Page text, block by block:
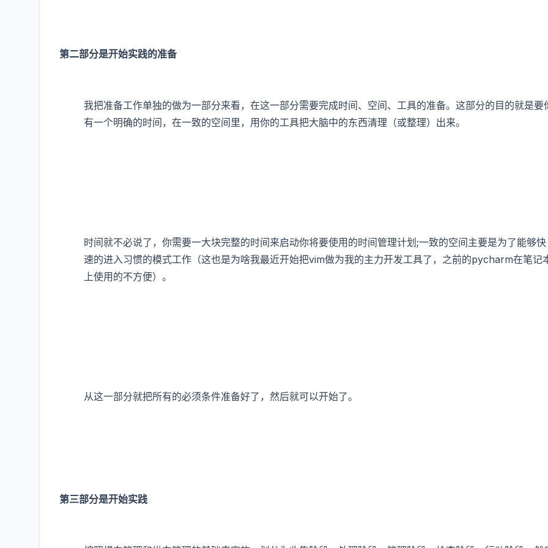
第二部分是开始实践的准备
我把准备工作单独的做为一部分来看，在这一部分需要完成时间、空间、工具的准备。这部分的目的就是要
有一个明确的时间，在一致的空间里，用你的工具把大脑中的东西清理（或整理）出来。
时间就不必说了，你需要一大块完整的时间来启动你将要使用的时间管理计划;一致的空间主要是为了能够快
速的进入习惯的模式工作（这也是为啥我最近开始把vim做为我的主力开发工具了，之前的pycharm在笔记
上使用的不方便）。
从这一部分就把所有的必须条件准备好了，然后就可以开始了。
第三部分是开始实践